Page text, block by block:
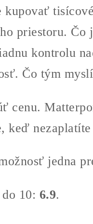
kupovať
priestoru.
kontrolu
Čo tým
cenu.
keď
jedna
10: 6.9.